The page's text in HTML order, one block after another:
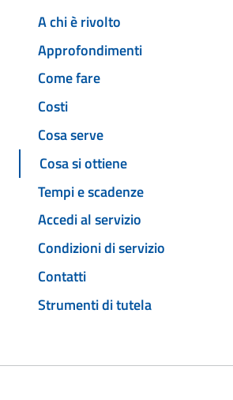
A chi è rivolto
Approfondimenti
Come fare
Costi
Cosa serve
Cosa si ottiene
Tempi e scadenze
Accedi al servizio
Condizioni di servizio
Contatti
Strumenti di tutela